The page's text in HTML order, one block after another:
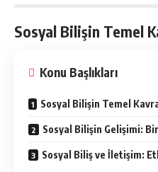
Sosyal Bilişin Temel
Konu Başlıkları
Sosyal Bilişin Temel
Sosyal Bilişin Gelişimi:
Sosyal Biliş ve İletişim: